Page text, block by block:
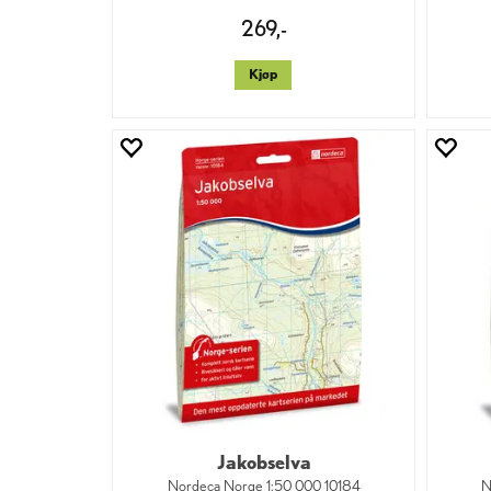
269,-
Kjøp
Jakobselva
Nordeca Norge 1:50 000 10184